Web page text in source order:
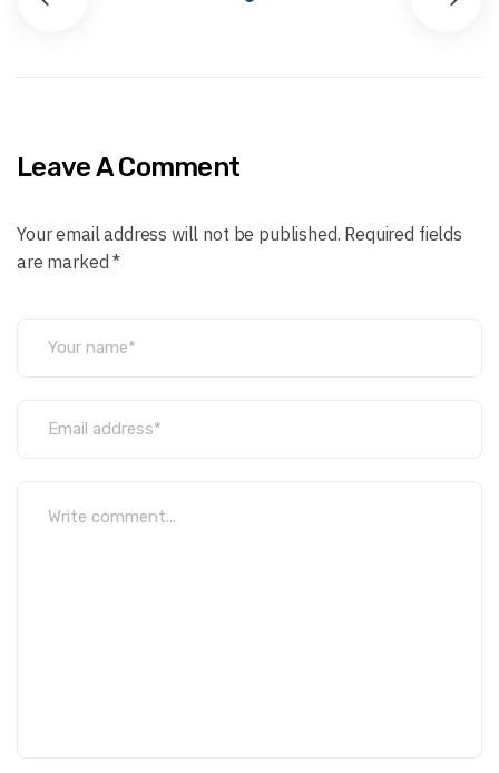
Leave A Comment
Your email address will not be published. Required fields
are marked *